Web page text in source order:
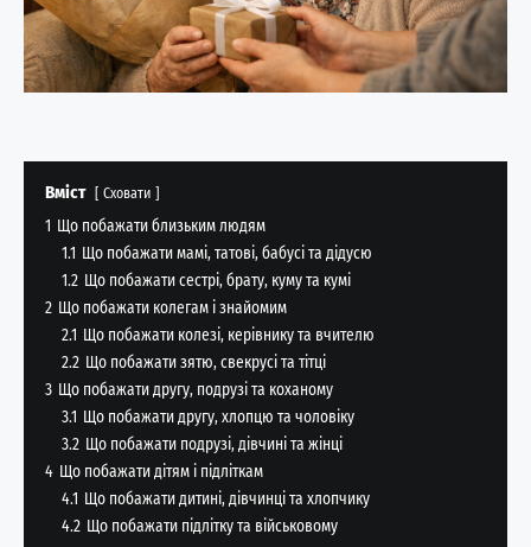
Вміст Сховати
1 Що побажати близьким людям
1.1 Що побажати мамі, татові, бабусі та дідусю
1.2 Що побажати сестрі, брату, куму та кумі
2 Що побажати колегам і знайомим
2.1 Що побажати колезі, керівнику та вчителю
2.2 Що побажати зятю, свекрусі та тітці
3 Що побажати другу, подрузі та коханому
3.1 Що побажати другу, хлопцю та чоловіку
3.2 Що побажати подрузі, дівчині та жінці
4 Що побажати дітям і підліткам
4.1 Що побажати дитині, дівчинці та хлопчику
4.2 Що побажати підлітку та військовому